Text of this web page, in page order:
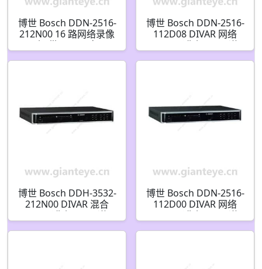
博世 Bosch DDN-2516-
212N00 16 路网络录像
机 带 2TB 硬盘
博世 Bosch DDN-2516-
112D08 DIVAR 网络
2000 录像机 16 通道
博世 Bosch DDH-3532-
212N00 DIVAR 混合
3000 录像机 16 通道 /
博世 Bosch DDN-2516-
112D00 DIVAR 网络
2000 录像机 16 通道